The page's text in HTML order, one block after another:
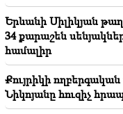
19:46
Գումարը կհոսի այս
ձեռքը. ո՞վ
19:37 Կարևոր
Ազատություն Բաքվի
հայերին․
Երևանի Սիլիկյան
34 քարաշեն
համալիր
Քույրիկի
Նիկոյանը հուզիչ